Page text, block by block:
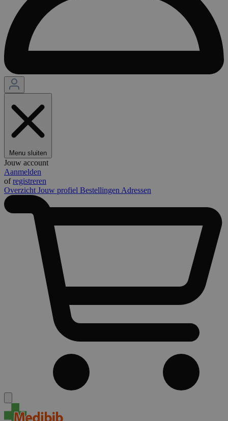
Menu sluiten
Jouw account
Aanmelden
ofregistreren
Overzicht Jouw profiel Bestellingen Adressen